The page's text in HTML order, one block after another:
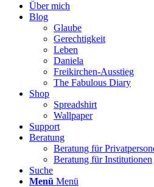
Über mich
Blog
Glaube
Gerechtigkeit
Leben
Daniela
Freikirchen-Ausstieg
The Fabulous Diary
Shop
Spreadshirt
Wallpaper
Support
Beratung
Beratung für
Beratung für Institutionen
Suche
Menü Menü